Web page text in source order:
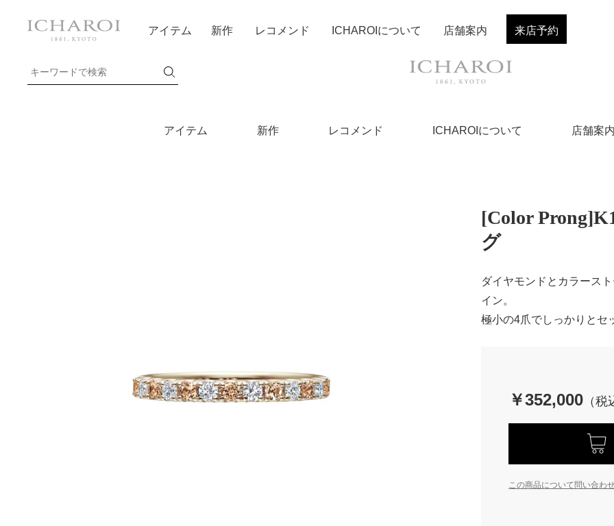
アイテム 新作 レコメンド ICHAROIについて 店舗案内
アイテム 新作 レコメンド ICHAROIについて 店舗案内 来店予約
[Color
グ
ダイヤモンドとカラース
イン。
極小の4爪でしっかりとセ
￥352,000
この商品について問い合わ